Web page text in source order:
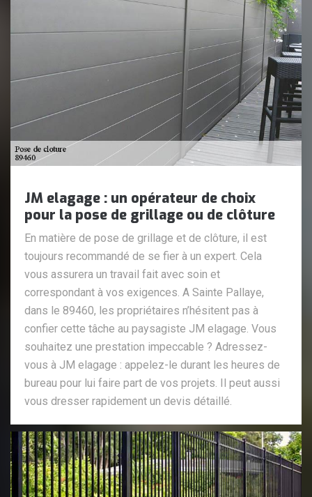
JM elagage : un opérateur de choix
pour la pose de grillage ou de clôture
En matière de pose de grillage et de clôture, il est
toujours recommandé de se fier à un expert. Cela
vous assurera un travail fait avec soin et
correspondant à vos exigences. A Sainte Pallaye,
dans le 89460, les propriétaires n’hésitent pas à
confier cette tâche au paysagiste JM elagage. Vous
souhaitez une prestation impeccable ? Adressez-
vous à JM elagage : appelez-le durant les heures de
bureau pour lui faire part de vos projets. Il peut aussi
vous dresser rapidement un devis détaillé.